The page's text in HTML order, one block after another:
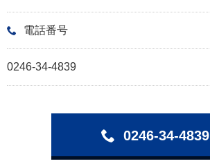
電話番号
0246-34-4839
0246-34-4839